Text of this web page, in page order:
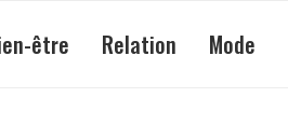
être Relation Mode